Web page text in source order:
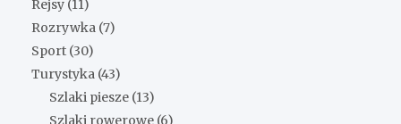
Rejsy (11)
Rozrywka (7)
Sport (30)
Turystyka (43)
Szlaki piesze (13)